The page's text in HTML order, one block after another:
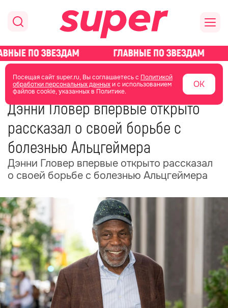
Посещая сайт super.ru, Вы соглашаетесь с Политикой
обработки персональных данныхи с использованием
файлов cookie, указанных в Политике.
ОК
главная новости о звездах новости
02 июля 09:02
Дэнни Гловер впервые открыто
рассказал о своей борьбе с
болезнью Альцгеймера
Дэнни Гловер впервые открыто рассказал
о своей борьбе с болезнью Альцгеймера